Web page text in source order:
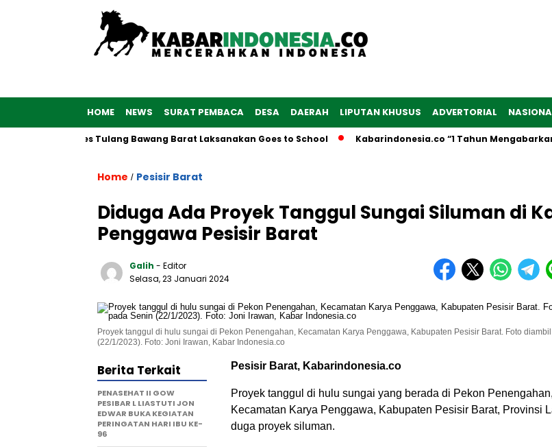
HOME NEWS SURAT PEMBACA DESA DAERAH LIPUTAN KHUSUS ADVERTORIAL
Polwan Polres Tulang Bawang Barat Laksanakan Goes to School Kabarindonesia.co “1 Tahun Mengabarkan
Home / Pesisir Barat
Diduga Ada Proyek Tanggul Sungai Siluman di
Penggawa Pesisir Barat
Galih - Editor
Selasa, 23 Januari 2024
Proyek tanggul di hulu sungai di Pekon Penengahan, Kecamatan Karya Penggawa, Kabupaten Pesisir Barat. Foto
(22/1/2023). Foto: Joni Irawan, Kabar Indonesia.co
Pesisir Barat, Kabarindonesia.co
Proyek tanggul di hulu sungai yang berada di Pekon Penengahan,
Kecamatan Karya Penggawa, Kabupaten Pesisir Barat, Provinsi
duga proyek siluman.
Berita Terkait
PENASEHAT II GOW
PESIBAR L LIASTUTI JON
EDWAR BUKA KEGIATAN
PERINGATAN HARI IBU KE-
96